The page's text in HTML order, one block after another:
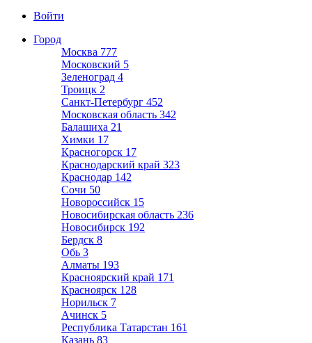
Войти
Город
Москва 777
Московский 5
Зеленоград 4
Троицк 2
Санкт-Петербург 452
Московская область 342
Балашиха 21
Химки 17
Красногорск 17
Краснодарский край 323
Краснодар 142
Сочи 50
Новороссийск 15
Новосибирская область 236
Новосибирск 192
Бердск 8
Обь 3
Алматы 193
Красноярский край 171
Красноярск 128
Норильск 7
Ачинск 5
Республика Татарстан 161
Казань 83